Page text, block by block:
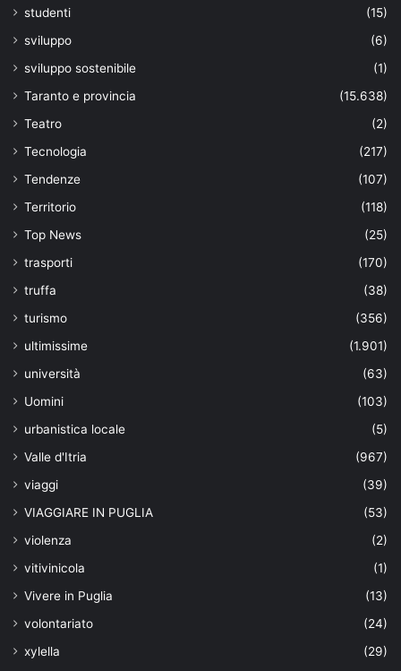
studenti
(15)
sviluppo
(6)
sviluppo sostenibile
(1)
Taranto e provincia
(15.638)
Teatro
(2)
Tecnologia
(217)
Tendenze
(107)
Territorio
(118)
Top News
(25)
trasporti
(170)
truffa
(38)
turismo
(356)
ultimissime
(1.901)
università
(63)
Uomini
(103)
urbanistica locale
(5)
Valle d'Itria
(967)
viaggi
(39)
VIAGGIARE IN PUGLIA
(53)
violenza
(2)
vitivinicola
(1)
Vivere in Puglia
(13)
volontariato
(24)
xylella
(29)